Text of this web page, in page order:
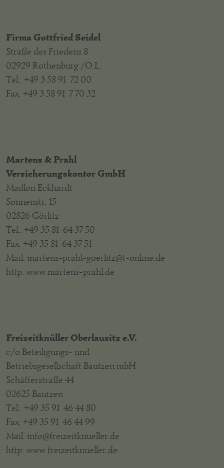
Firma Gottfried Seidel
Straße des Friedens 8
02929 Rothenburg /O.L.
Tel.: +49 3 58 91 72 00
Fax: +49 3 58 91 7 70 32
Martens & Prahl
Versicherungskontor GmbH
Madlon Eckhardt
Sonnenstr. 15
02826 Görlitz
Tel.: +49 35 81 64 37 50
Fax: +49 35 81 64 37 51
Mail: martens-prahl-goerlitz@t-online.de
http: www.martens-prahl.de
Freizeitknüller Oberlausitz e.V.
c/o Beteiligungs- und
Betriebsgesellschaft Bautzen mbH
Schäfferstraße 44
02625 Bautzen
Tel.: +49 35 91 46 44 80
Fax: +49 35 91 46 44 99
Mail: info@freizeitknueller.de
http: www.freizeitknueller.de